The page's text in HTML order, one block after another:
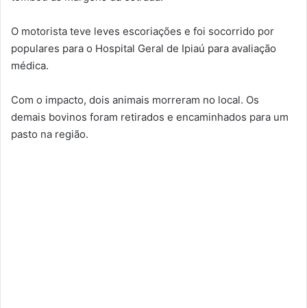
O motorista teve leves escoriações e foi socorrido por
populares para o Hospital Geral de Ipiaú para avaliação
médica.
Com o impacto, dois animais morreram no local. Os
demais bovinos foram retirados e encaminhados para um
pasto na região.